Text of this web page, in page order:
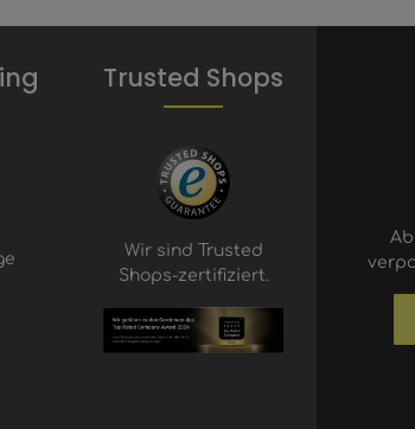
Trusted Shops
Wir sind Trusted
Shops-zertifiziert.